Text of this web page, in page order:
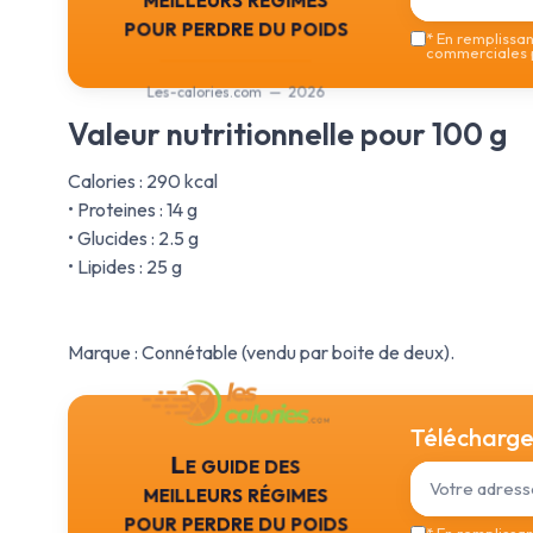
pour perdre du poids
Les-calories.com — 2026
*En
commerciales
Valeur nutritionnelle pour 100 g
Calories : 290 kcal
• Proteines : 14 g
• Glucides : 2.5 g
• Lipides : 25 g
Marque : Connétable (vendu par boite de deux).
Le guide des
meilleurs régimes
pour perdre du poids